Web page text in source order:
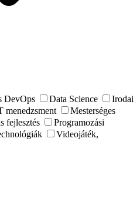
DevOps Data Science
Irodai
menedzsment
Mesterséges
fejlesztés
Programozási
Videojáték,